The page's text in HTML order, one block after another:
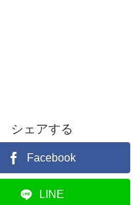
シェアする
Facebook
LINE